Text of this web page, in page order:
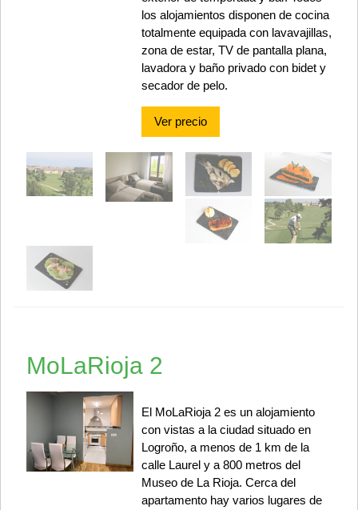
los alojamientos disponen de cocina
totalmente equipada con lavavajillas,
zona de estar, TV de pantalla plana,
lavadora y baño privado con bidet y
secador de pelo.
Ver precio
MoLaRioja 2
El MoLaRioja 2 es un alojamiento
con vistas a la ciudad situado en
Logroño, a menos de 1 km de la
calle Laurel y a 800 metros del
Museo de La Rioja. Cerca del
apartamento hay varios lugares de